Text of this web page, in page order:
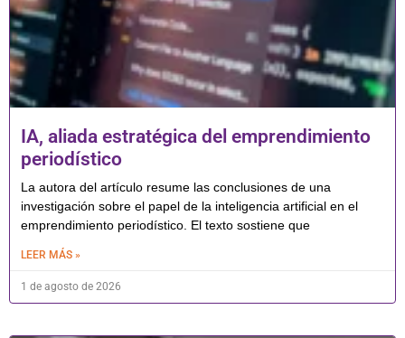
IA, aliada estratégica del emprendimiento
periodístico
La autora del artículo resume las conclusiones de una
investigación sobre el papel de la inteligencia artificial en el
emprendimiento periodístico. El texto sostiene que
LEER MÁS »
1 de agosto de 2026